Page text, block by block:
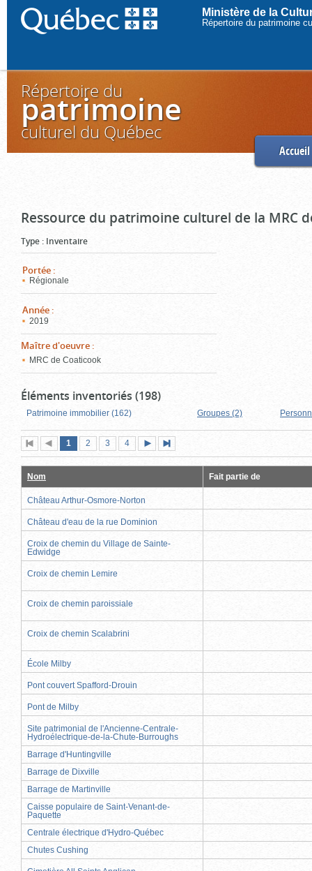
Ministère de la
Répertoire du patrimoine
Répertoire du
patrimoine
culturel du Québec
Accueil
Ressource du patrimoine culturel de la MRC
Type : Inventaire
Portée :
Régionale
Année :
2019
Maître d'oeuvre :
MRC de Coaticook
Éléments inventoriés (198)
Patrimoine immobilier (162) Groupes (2)
Première
page
Page
précédente
Page
1 (page
actuelle)
Page
2 Page
3 Page
4
suivante
page
Nom Fait partie de
Château Arthur-Osmore-Norton
Château d'eau de la rue Dominion
Croix de chemin du Village de Sainte-
Edwidge
Croix de chemin Lemire
Croix de chemin paroissiale
Croix de chemin Scalabrini
École Milby
Pont couvert Spafford-Drouin
Pont de Milby
Site patrimonial de l'Ancienne-Centrale-
Hydroélectrique-de-la-Chute-Burroughs
Barrage d'Huntingville
Barrage de Dixville
Barrage de Martinville
Caisse populaire de Saint-Venant-de-
Paquette
Centrale électrique d'Hydro-Québec
Chutes Cushing